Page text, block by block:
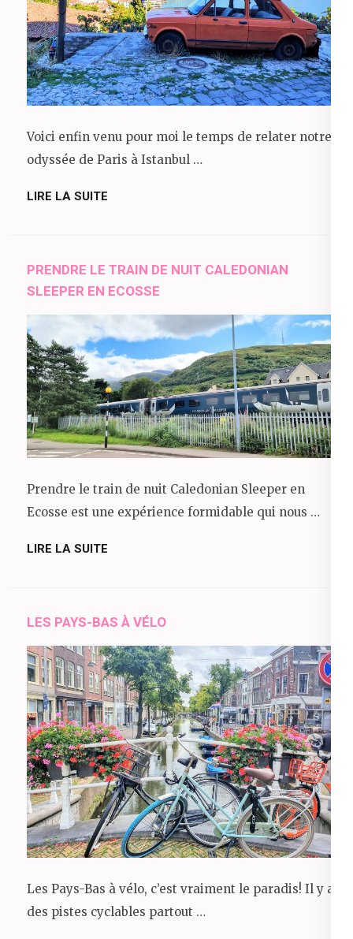
Voici enfin venu pour moi le temps de relater notre
odyssée de Paris à Istanbul …
LIRE LA SUITE
PRENDRE LE TRAIN DE NUIT CALEDONIAN
SLEEPER EN ECOSSE
Prendre le train de nuit Caledonian Sleeper en
Ecosse est une expérience formidable qui nous …
LIRE LA SUITE
LES PAYS-BAS À VÉLO
Les Pays-Bas à vélo, c’est vraiment le paradis! Il y a
des pistes cyclables partout …